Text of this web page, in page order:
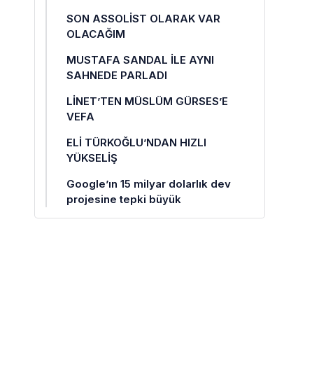
SON ASSOLİST OLARAK VAR
OLACAĞIM
MUSTAFA SANDAL İLE AYNI
SAHNEDE PARLADI
LİNET’TEN MÜSLÜM GÜRSES’E
VEFA
ELİ TÜRKOĞLU’NDAN HIZLI
YÜKSELİŞ
Google’ın 15 milyar dolarlık dev
projesine tepki büyük